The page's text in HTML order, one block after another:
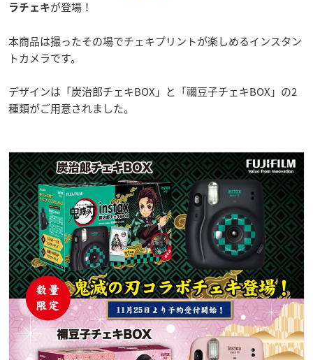
ラチェキが登場！
本商品は撮ったその場でチェキプリントが楽しめるインスタン
トカメラです。
デザインは「炭治郎チェキBOX」と「禰豆子チェキBOX」の2
種類がご用意されました。